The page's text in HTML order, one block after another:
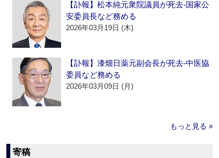
【訃報】松本純元衆院議員が死去‐国家公
安委員長など務める
2026年03月19日 (木)
【訃報】漆畑日薬元副会長が死去‐中医協
委員など務める
2026年03月09日 (月)
もっと見る »
寄稿